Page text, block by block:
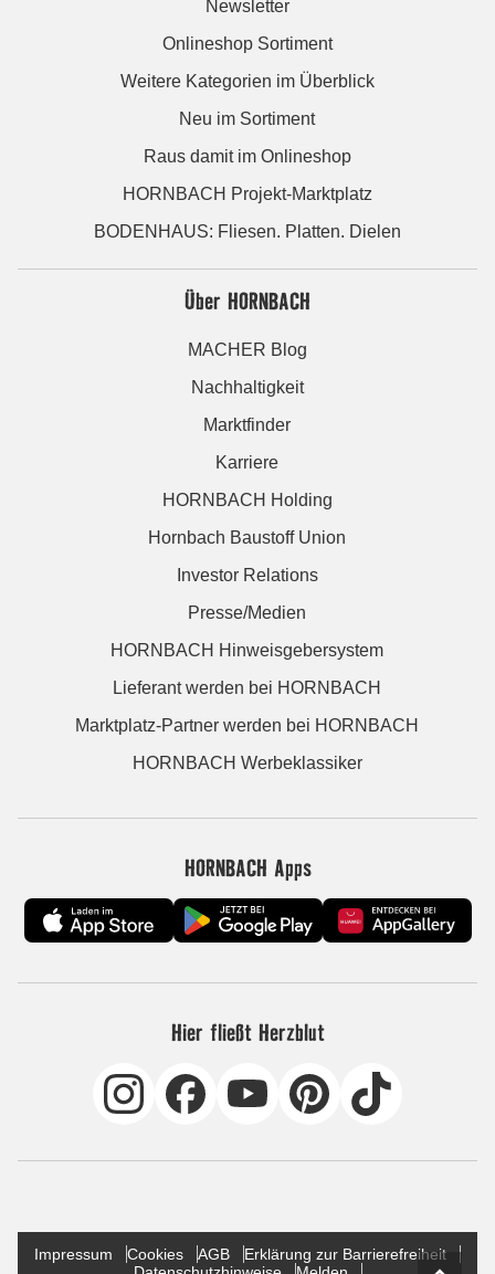
Newsletter
Onlineshop Sortiment
Weitere Kategorien im Überblick
Neu im Sortiment
Raus damit im Onlineshop
HORNBACH Projekt-Marktplatz
BODENHAUS: Fliesen. Platten. Dielen
Über HORNBACH
MACHER Blog
Nachhaltigkeit
Marktfinder
Karriere
HORNBACH Holding
Hornbach Baustoff Union
Investor Relations
Presse/Medien
HORNBACH Hinweisgebersystem
Lieferant werden bei HORNBACH
Marktplatz-Partner werden bei HORNBACH
HORNBACH Werbeklassiker
HORNBACH Apps
Hier fließt Herzblut
Impressum Cookies AGB
Erklärung zur Barrierefreiheit